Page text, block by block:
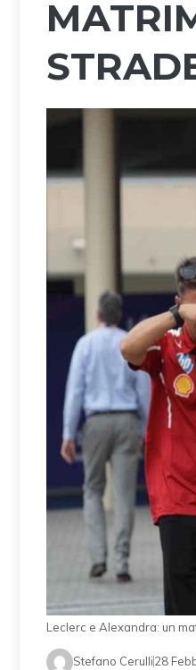
Leclerc e Alexandra: un
Stefano Cerulli28